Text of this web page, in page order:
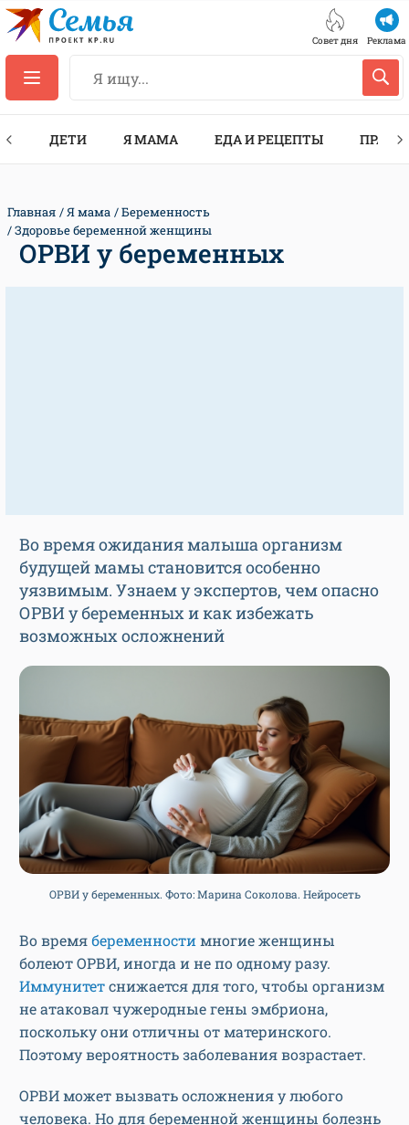
Совет дня Реклама
ДЕТИ Я МАМА ЕДА И РЕЦЕПТЫ
Главная Я мама
Беременность
Здоровье беременной женщины
ОРВИ у беременных
Во время ожидания малыша организм
будущей мамы становится особенно
уязвимым. Узнаем у экспертов, чем опасно
ОРВИ у беременных и как избежать
возможных осложнений
ОРВИ у беременных. Фото: Марина Соколова. Нейросеть
Во времябеременностимногие женщины
болеют ОРВИ, иногда и не по одному разу.
Иммунитетснижается для того, чтобы организм
не атаковал чужеродные гены эмбриона,
поскольку они отличны от материнского.
Поэтому вероятность заболевания возрастает.
ОРВИ может вызвать осложнения у любого
человека. Но для беременной женщины болезнь